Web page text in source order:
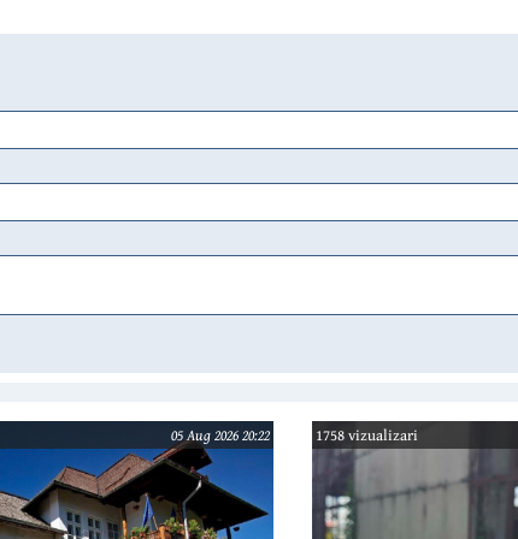
05 Aug 2026 20:22 1758 vizualizari